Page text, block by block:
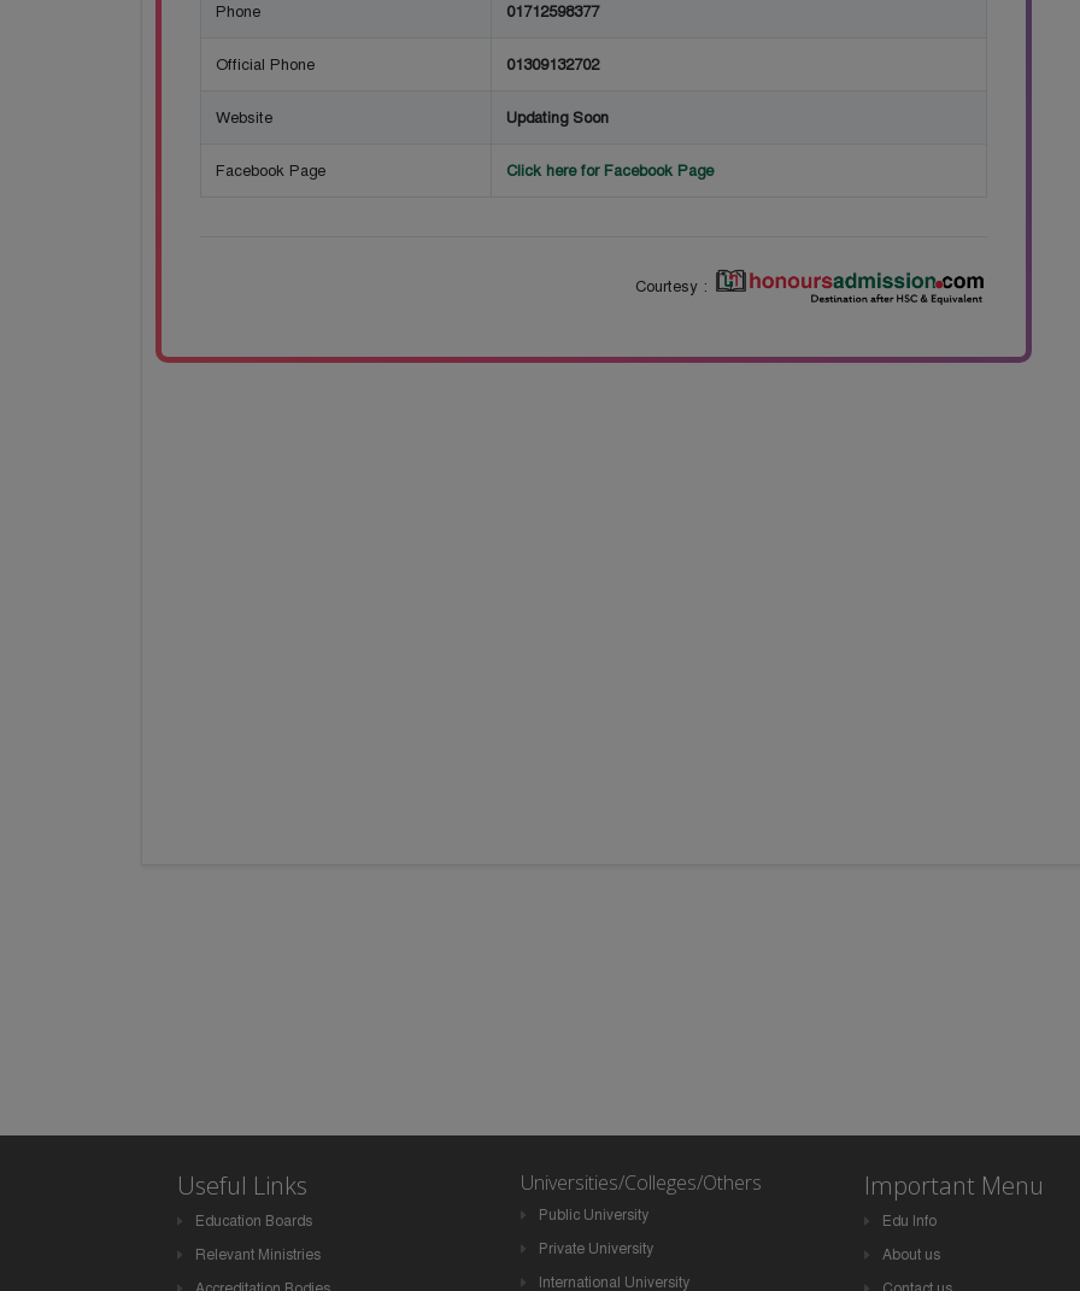
Phone 01712598377
Official Phone 01309132702
Website Updating Soon
Facebook Page Click here for Facebook Page
Courtesy :
Useful Links
Education Boards
Relevant Ministries
Universities/Colleges/Others
Public University
Private University
International University
Important Menu
Edu Info
About us